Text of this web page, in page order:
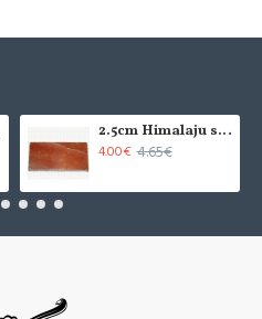
2.5cm Himalaju sāls flīze - slīpēta (x1)
4.00€ 4.65€